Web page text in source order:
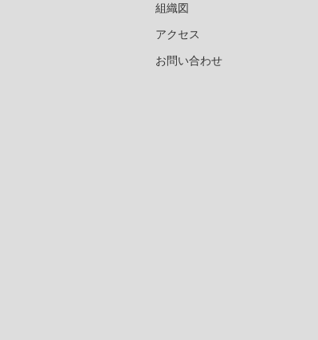
組織図
アクセス
お問い合わせ